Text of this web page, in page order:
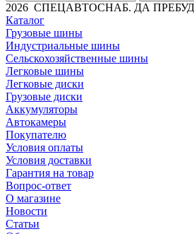
2026 СПЕЦАВТОСНАБ. ДА
Каталог
Грузовые шины
Индустриальные шины
Сельскохозяйственные шины
Легковые шины
Легковые диски
Грузовые диски
Аккумуляторы
Автокамеры
Покупателю
Условия оплаты
Условия доставки
Гарантия на товар
Вопрос-ответ
О магазине
Новости
Статьи